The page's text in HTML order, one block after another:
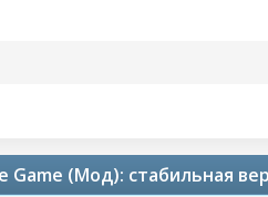
Game (Мод): стабильная